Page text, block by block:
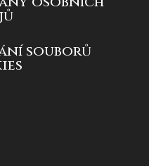
souborů